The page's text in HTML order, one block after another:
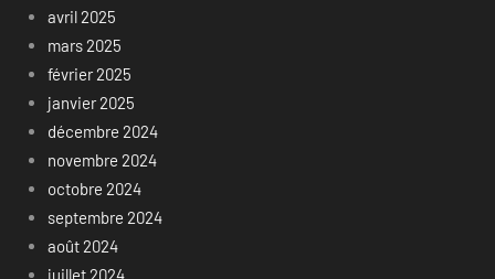
avril 2025
mars 2025
février 2025
janvier 2025
décembre 2024
novembre 2024
octobre 2024
septembre 2024
août 2024
juillet 2024